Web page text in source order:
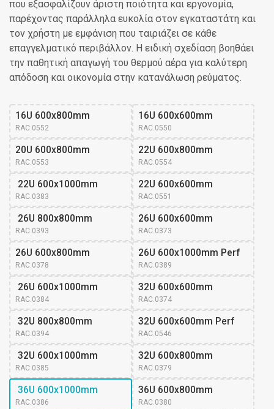
που εξασφαλίζουν άριστη ποιότητα και εργονομία,
παρέχοντας παράλληλα ευκολία στον εγκαταστάτη και
τον χρήστη με εμφάνιση που ταιριάζει σε κάθε
επαγγελματικό περιβάλλον. Η ειδική σχεδίαση βοηθάει
την παθητική απαγωγή του θερμού αέρα για καλύτερη
απόδοση και οικονομία στην κατανάλωση ρεύματος.
16U 600x800mm
RAC.0552
16U 600x600mm
RAC.0550
20U 600x800mm
RAC.0553
22U 600x800mm
RAC.0554
22U 600x1000mm
RAC.0383
22U 600x600mm
RAC.0551
26U 800x800mm
RAC.0393
26U 600x600mm
RAC.0373
26U 600x800mm
RAC.0378
26U 600x1000mm Perf
RAC.0389
26U 600x1000mm
RAC.0384
32U 600x600mm
RAC.0374
32U 800x800mm
RAC.0394
32U 600x600mm Perf
RAC.0546
32U 600x1000mm
RAC.0385
32U 600x800mm
RAC.0379
36U 600x1000mm
RAC.0386
36U 600x800mm
RAC.0380